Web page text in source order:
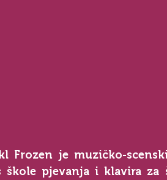
Frozen je muzičko-
škole pjevanja i klavira